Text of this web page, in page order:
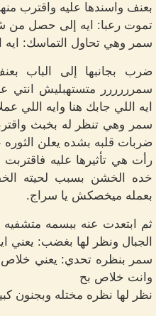
بعنف واسندها عليه واقترب
تموت رعبا: ايه إلى حصل من
سمر وهي تحاول التماسك:
ضرب بجانبها إلى الباب
سمرررررر متستهبليش انتي
ايه اللي جابك هنا وايه اللي
سمر وهي تنظر له بخبث
ضربات قلبه بشده يعلن
رأت هي تأثيرها عليه
خده الخشن بسبب لحيته
بعمله ميخصكش يا سراج.
ثم ابتعدت عنه ببسمه
الجبال ونظر لها بغضب: يعني
سمر بنظره تحدي: يعني خلاص
وانت خلاص بح
نظر لها نظره مختله وبجنون